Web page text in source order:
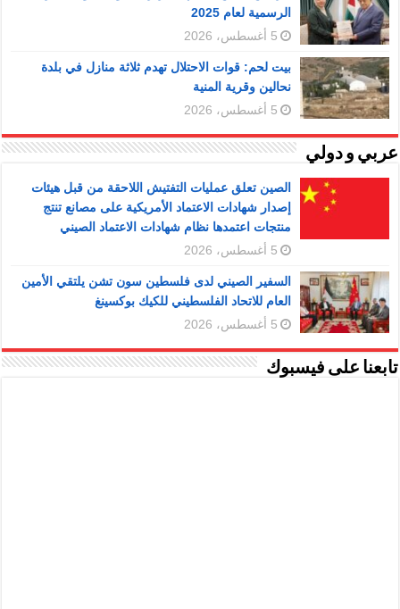
الرسمية لعام 2025
5 أغسطس، 2026
بيت لحم: قوات الاحتلال تهدم ثلاثة منازل في بلدة
نحالين وقرية المنية
5 أغسطس، 2026
عربي و دولي
الصين تعلق عمليات التفتيش اللاحقة من قبل هيئات
إصدار شهادات الاعتماد الأمريكية على مصانع تنتج
منتجات اعتمدها نظام شهادات الاعتماد الصيني
5 أغسطس، 2026
السفير الصيني لدى فلسطين سون تشن يلتقي الأمين
العام للاتحاد الفلسطيني للكيك بوكسينغ
5 أغسطس، 2026
تابعنا على فيسبوك